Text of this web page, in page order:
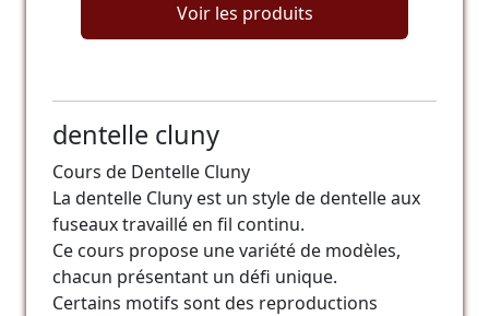
Voir les produits
dentelle cluny
Cours de Dentelle Cluny
La dentelle Cluny est un style de dentelle aux
fuseaux travaillé en fil continu.
Ce cours propose une variété de modèles,
chacun présentant un défi unique.
Certains motifs sont des reproductions